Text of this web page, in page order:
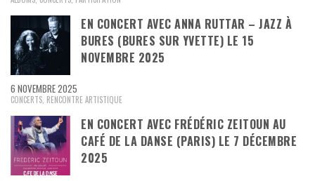
EN CONCERT AVEC ANNA RUTTAR – JAZZ À
BURES (BURES SUR YVETTE) LE 15
NOVEMBRE 2025
6 NOVEMBRE 2025
CONCERTS, RENCONTRE ARTISTIQUE
EN CONCERT AVEC FRÉDÉRIC ZEITOUN AU
CAFÉ DE LA DANSE (PARIS) LE 7 DÉCEMBRE
2025